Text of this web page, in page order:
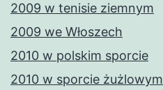
2009 w tenisie ziemnym
2009 we Włoszech
2010 w polskim sporcie
2010 w sporcie żużlowym